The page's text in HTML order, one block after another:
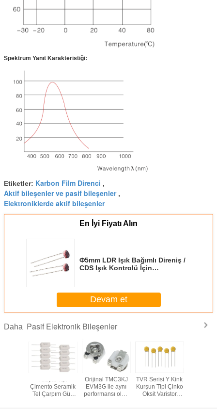
Spektrum Yanıt Karakteristiği:
Etiketler: Karbon Film Direnci ,
Aktif bileşenler ve pasif bileşenler,
Elektroniklerde aktif bileşenler
En İyi Fiyatı Alın
Φ5mm LDR Işık Bağımlı Direniş /
CDS Işık Kontrolü İçin
Devam et
Daha Pasif Elektronik Bileşenler
Çimento Seramik
Tel Çarpım Güç
Orijinal TMC3KJ
EVM3G ile aynı
performansı olan
TVR Serisi Y Kink
Kurşun Tipi Çinko
Oksit Varistor